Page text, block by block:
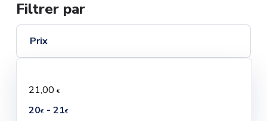
Filtrer par
Prix
21,00 €
20€- 21€